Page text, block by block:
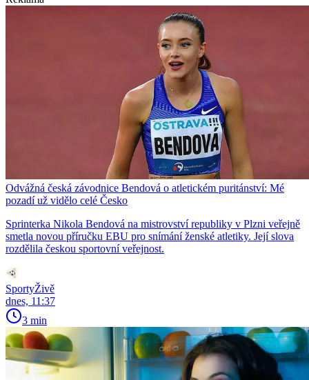
Odvážná česká závodnice Bendová o atletickém puritánství: Mé
pozadí už vidělo celé Česko
Sprinterka Nikola Bendová na mistrovství republiky v Plzni veřejně
smetla novou příručku EBU pro snímání ženské atletiky. Její slova
rozdělila českou sportovní veřejnost.
SportyŽivě
dnes, 11:37
3 min